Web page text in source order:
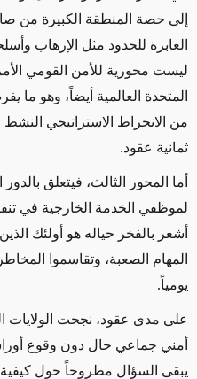
إلى حصة المنطقة الكبيرة من
العابرة للحدود مثل الإرهاب
ليست محورية للأمن القومي
المتحدة العالمية أيضاً، وهو ما
من الانخراط الاستراتيجي
ثمانية عقود.
أما المحور الثالث، فيتعلق
لموظفي الخدمة الخارجية في
أشعر بالفخر حياله هو أولئك
المهام الصعبة، وتقاسموا
يومياً.
على مدى عقود، نجحت الولايات
أمني جماعي حال دون وقوع
يبقى السؤال مطروحاً حول كيفية